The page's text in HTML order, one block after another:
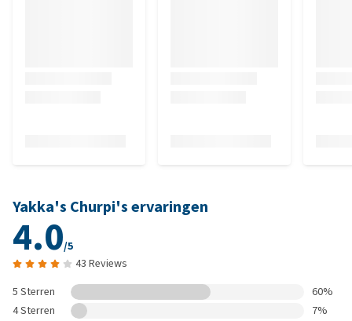
Yakka's Churpi's ervaringen
4.0/5
43 Reviews
5 Sterren
60%
4 Sterren
7%